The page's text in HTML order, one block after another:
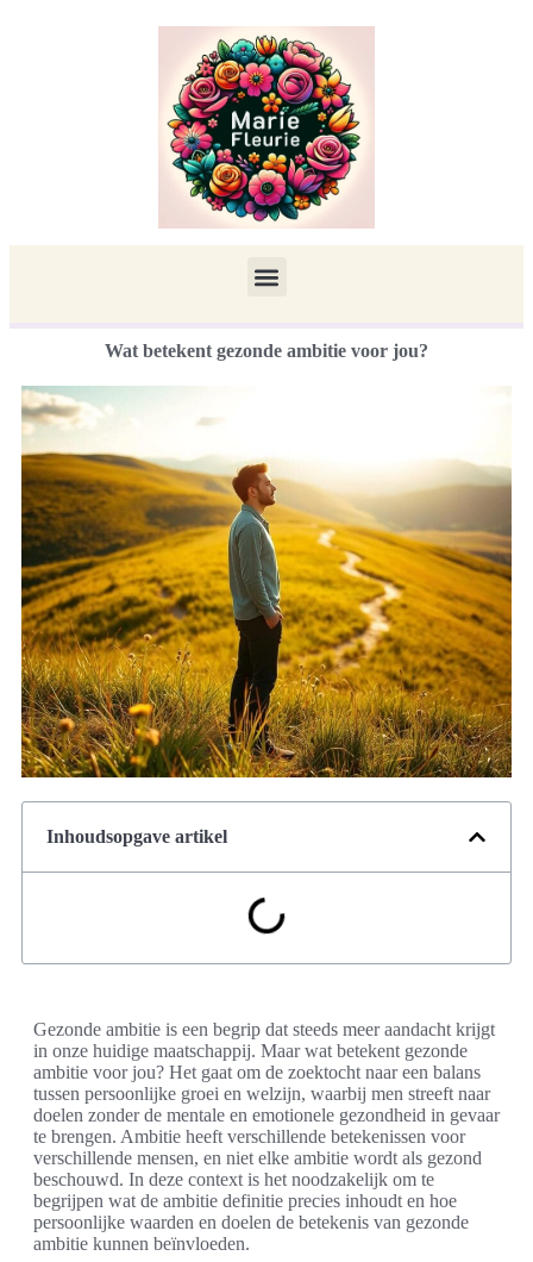
Wat betekent gezonde ambitie voor jou?
Inhoudsopgave artikel
Gezonde ambitie is een begrip dat steeds meer aandacht krijgt
in onze huidige maatschappij. Maar wat betekent gezonde
ambitie voor jou? Het gaat om de zoektocht naar een balans
tussen persoonlijke groei en welzijn, waarbij men streeft naar
doelen zonder de mentale en emotionele gezondheid in gevaar
te brengen. Ambitie heeft verschillende betekenissen voor
verschillende mensen, en niet elke ambitie wordt als gezond
beschouwd. In deze context is het noodzakelijk om te
begrijpen wat de ambitie definitie precies inhoudt en hoe
persoonlijke waarden en doelen de betekenis van gezonde
ambitie kunnen beïnvloeden.